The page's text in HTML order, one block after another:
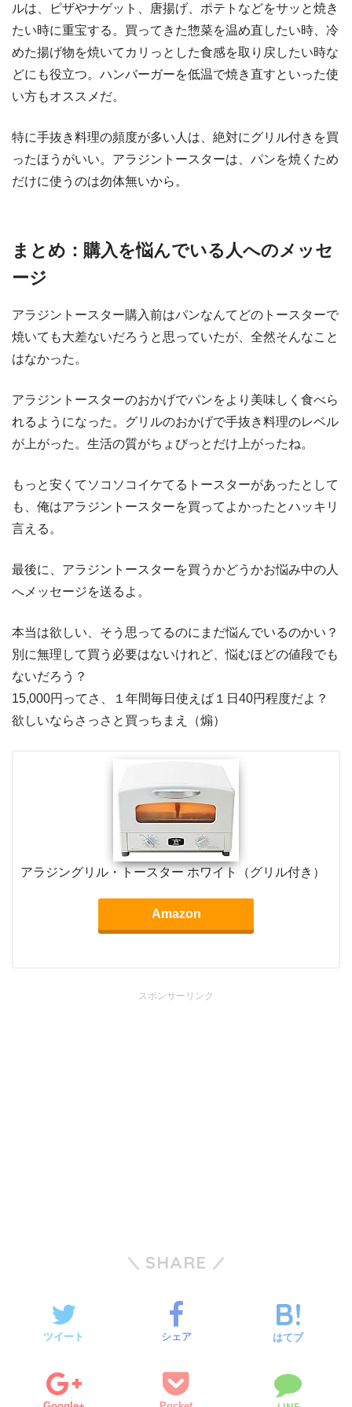
ルは、ピザやナゲット、唐揚げ、ポテトなどをサッと焼き
たい時に重宝する。買ってきた惣菜を温め直したい時、冷
めた揚げ物を焼いてカリっとした食感を取り戻したい時な
どにも役立つ。ハンバーガーを低温で焼き直すといった使
い方もオススメだ。
特に手抜き料理の頻度が多い人は、絶対にグリル付きを買
ったほうがいい。アラジントースターは、パンを焼くため
だけに使うのは勿体無いから。
まとめ：購入を悩んでいる人へのメッセ
ージ
アラジントースター購入前はパンなんてどのトースターで
焼いても大差ないだろうと思っていたが、全然そんなこと
はなかった。
アラジントースターのおかげでパンをより美味しく食べら
れるようになった。グリルのおかげで手抜き料理のレベル
が上がった。生活の質がちょびっとだけ上がったね。
もっと安くてソコソコイケてるトースターがあったとして
も、俺はアラジントースターを買ってよかったとハッキリ
言える。
最後に、アラジントースターを買うかどうかお悩み中の人
へメッセージを送るよ。
本当は欲しい、そう思ってるのにまだ悩んでいるのかい？
別に無理して買う必要はないけれど、悩むほどの値段でも
ないだろう？
15,000円ってさ、１年間毎日使えば１日40円程度だよ？
欲しいならさっさと買っちまえ（煽）
アラジングリル・トースター ホワイト（グリル付き）
Amazon
スポンサーリンク
SHARE
ツイート シェア はてブ